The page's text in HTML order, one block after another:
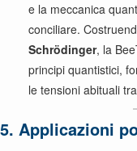
e la meccanica
conciliare.
Schrödinger, la
principi quantistici,
le tensioni abituali
5. Applicazioni